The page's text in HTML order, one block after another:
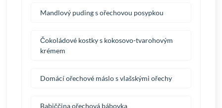
Mandlový puding s ořechovou posypkou
Čokoládové kostky s kokosovo-tvarohovým
krémem
Domácí ořechové máslo s vlašskými ořechy
Babiččina ořechová bábovka